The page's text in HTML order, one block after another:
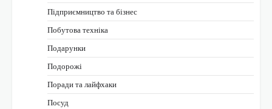
Підприємництво та бізнес
Побутова техніка
Подарунки
Подорожі
Поради та лайфхаки
Посуд